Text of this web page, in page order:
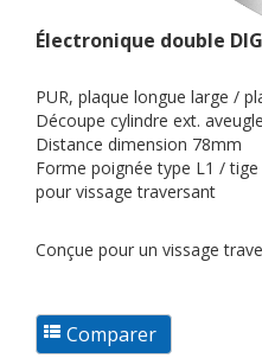
Électronique double
PUR, plaque longue large /
Découpe cylindre ext.
Distance dimension 78mm
Forme poignée type L1 /
pour vissage traversant
Conçue pour un vissage